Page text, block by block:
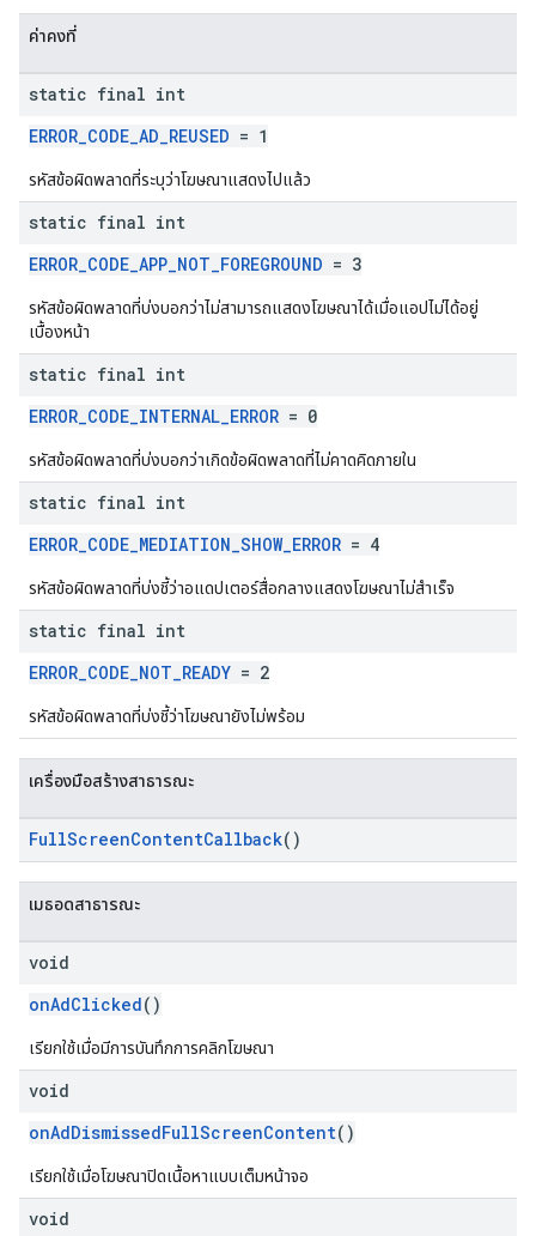
ค่าคงที่
static final int
ERROR_CODE_AD_REUSED = 1
รหัสข้อผิดพลาดที่ระบุว่าโฆษณาแสดงไปแล้ว
static final int
ERROR_CODE_APP_NOT_FOREGROUND = 3
รหัสข้อผิดพลาดที่บ่งบอกว่าไม่สามารถแสดงโฆษณาได้เมื่อแอปไม่ได้อยู่
เบื้องหน้า
static final int
ERROR_CODE_INTERNAL_ERROR = 0
รหัสข้อผิดพลาดที่บ่งบอกว่าเกิดข้อผิดพลาดที่ไม่คาดคิดภายใน
static final int
ERROR_CODE_MEDIATION_SHOW_ERROR = 4
รหัสข้อผิดพลาดที่บ่งชี้ว่าอแดปเตอร์สื่อกลางแสดงโฆษณาไม่สำเร็จ
static final int
ERROR_CODE_NOT_READY = 2
รหัสข้อผิดพลาดที่บ่งชี้ว่าโฆษณายังไม่พร้อม
เครื่องมือสร้างสาธารณะ
FullScreenContentCallback()
เมธอดสาธารณะ
void
onAdClicked()
เรียกใช้เมื่อมีการบันทึกการคลิกโฆษณา
void
onAdDismissedFullScreenContent()
เรียกใช้เมื่อโฆษณาปิดเนื้อหาแบบเต็มหน้าจอ
void